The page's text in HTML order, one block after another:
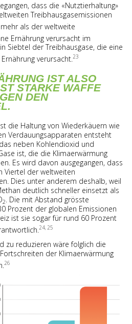
dass die «Nutztierhaltung»
Treibhausgasemissionen
als der weltweite
Ernährung verursacht im
Siebtel der Treibhausgase, die eine
verursacht.23
IST ALSO
STARKE WAFFE
DEN
die Haltung von Wiederkäuern wie
Verdauungsapparaten entsteht
neben Kohlendioxid und
ist, die die Klimaerwärmung
Es wird davon ausgegangen, dass
Viertel der weltweiten
Dies unter anderem deshalb, weil
deutlich schneller einsetzt als
2. Die mit Abstand grösste
Prozent der globalen Emissionen
ist sie sogar für rund 60 Prozent
24, 25
zu reduzieren wäre folglich die
der Klimaerwärmung
26